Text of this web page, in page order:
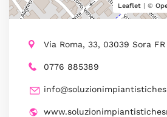
Leaflet | ©
Via Roma, 33, 03039 Sora FR
0776 885389